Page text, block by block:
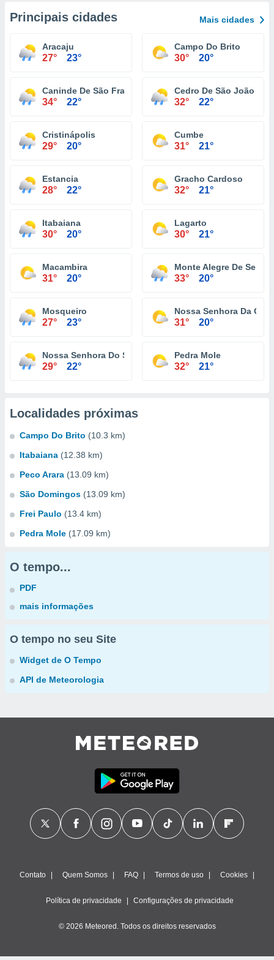
Principais cidades Mais cidades
Aracaju
27° 23°
Campo Do Brito
30° 20°
Caninde De São Francisco
34° 22°
Cedro De São João
32° 22°
Cristinápolis
29° 20°
Cumbe
31° 21°
Estancia
28° 22°
Gracho Cardoso
32° 21°
Itabaiana
30° 20°
Lagarto
30° 21°
Macambira
31° 20°
Monte Alegre De
33° 20°
Mosqueiro
27° 23°
Nossa Senhora Da
31° 20°
Nossa Senhora Do Socorro
29° 22°
Pedra Mole
32° 21°
Localidades próximas
Campo Do Brito (10.3 km)
Itabaiana (12.38 km)
Peco Arara (13.09 km)
São Domingos (13.09 km)
Frei Paulo (13.4 km)
Pedra Mole (17.09 km)
O tempo...
PDF
mais informações
O tempo no seu Site
Widget de O Tempo
API de Meteorologia
Contato Quem Somos FAQ Termos de uso Cookies
Política de privacidade Configurações de privacidade
© 2026 Meteored. Todos os direitos reservados